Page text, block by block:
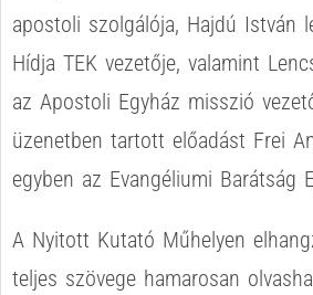
apostoli szolgálója, Hajdú István
Hídja TEK vezetője, valamint
az Apostoli Egyház misszió
üzenetben tartott előadást Frei
egyben az Evangéliumi Barátság
A Nyitott Kutató Műhelyen
teljes szövege hamarosan